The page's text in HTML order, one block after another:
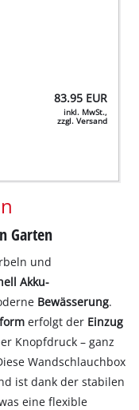
83.95 EUR
inkl. MwSt.,
zzgl. Versand
Garten
und
Akku-
Bewässerung.
erfolgt der Einzug
Knopfdruck – ganz
Wandschlauchbox
ist dank der stabilen
eine flexible